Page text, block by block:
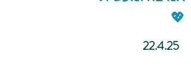
💖
22.4.25